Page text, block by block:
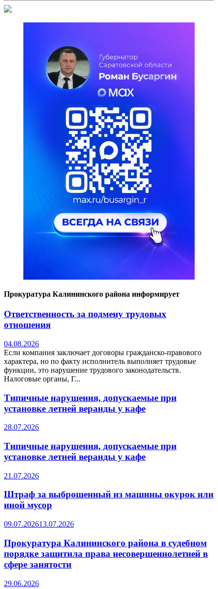
Прокуратура Калининского района информирует
Ответственность за подмену трудовых
отношения
04.08.2026
Если компания заключает договоры гражданско-правового
характера, но по факту исполнитель выполняет трудовые
функции, это нарушение трудового законодательств.
Налоговые органы, Г...
Типичные нарушения, допускаемые при
установке летней веранды у кафе
28.07.2026
Типичные нарушения, допускаемые при
установке летней веранды у кафе
21.07.2026
Штраф за выброшенный из машины окурок или
иной мусор
09.07.202613.07.2026
Прокуратура Калининского района в судебном
порядке защитила права несовершеннолетней в
сфере занятости
29.06.2026